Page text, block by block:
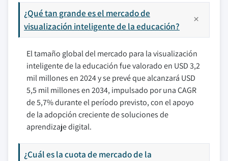
¿Qué tan grande es el mercado de
visualización inteligente de la educación?
El tamaño global del mercado para la visualización
inteligente de la educación fue valorado en USD 3,2
mil millones en 2024 y se prevé que alcanzará USD
5,5 mil millones en 2034, impulsado por una CAGR
de 5,7% durante el período previsto, con el apoyo
de la adopción creciente de soluciones de
aprendizaje digital.
¿Cuál es la cuota de mercado de la